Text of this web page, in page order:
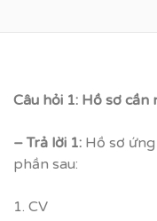
Câu hỏi 1: Hồ sơ cần
– Trả lời 1: Hồ sơ
phần sau:
1. CV